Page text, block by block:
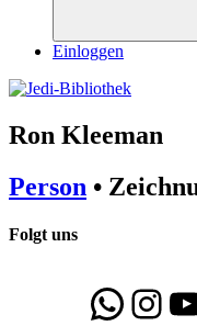
Einloggen
Ron Kleeman
Person •
Folgt uns
Folgt